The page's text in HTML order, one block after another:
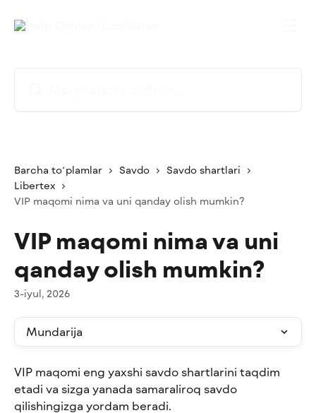
Barcha toʻplamlar Savdo
Savdo shartlari
Libertex
VIP maqomi nima va uni qanday olish mumkin?
VIP maqomi nima va uni
qanday olish mumkin?
3-iyul, 2026
Mundarija
VIP maqomi eng yaxshi savdo shartlarini taqdim
etadi va sizga yanada samaraliroq savdo
qilishingizga yordam beradi.